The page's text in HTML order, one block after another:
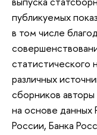
публикуемых
в том числе
различных
сборников
на основе
России, Банка